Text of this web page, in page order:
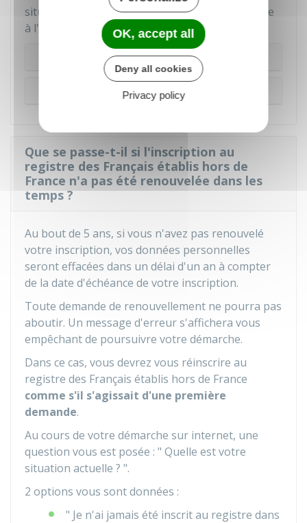
situation de handicap), vous pouvez vous rendre
à l'ambassade ou au consulat.
Sur internet
Sur place
Que se passe-t-il si l'inscription au
registre des Français établis hors de
France n'a pas été renouvelée dans les
temps ?
Au bout de 5 ans, si vous n'avez pas renouvelé
votre inscription, vos données personnelles
seront effacées dans un délai d'un an à compter
de la date d'échéance de votre inscription.
Toute demande de renouvellement ne pourra pas
aboutir. Un message d'erreur s'affichera vous
empêchant de poursuivre votre démarche.
Dans ce cas, vous devrez vous réinscrire au
registre des Français établis hors de France
comme s'il s'agissait d'une première
demande.
Au cours de votre démarche sur internet, une
question vous est posée : " Quelle est votre
situation actuelle ? ".
2 options vous sont données :
" Je n'ai jamais été inscrit au registre dans
OK, accept all
Deny all cookies
Privacy policy